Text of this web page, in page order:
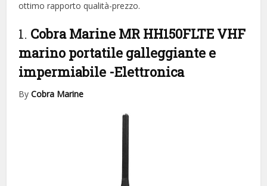
ottimo rapporto qualità-prezzo.
1. Cobra Marine MR HH150FLTE VHF
marino portatile galleggiante e
impermiabile -Elettronica
ByCobra Marine